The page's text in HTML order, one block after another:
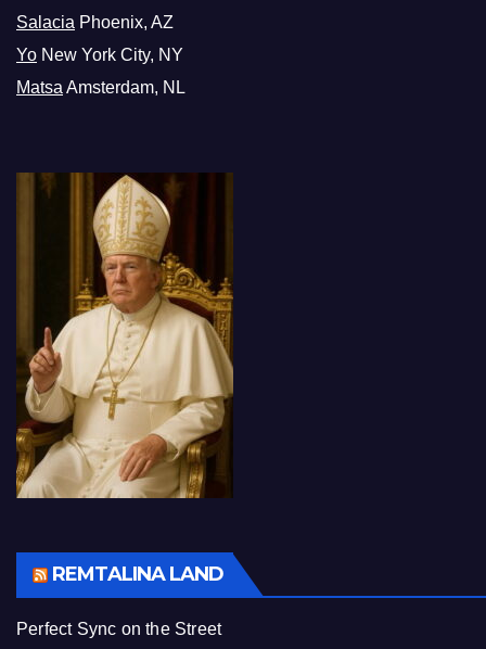
Salacia Phoenix, AZ
Yo New York City, NY
Matsa Amsterdam, NL
REMTALINA LAND
Perfect Sync on the Street